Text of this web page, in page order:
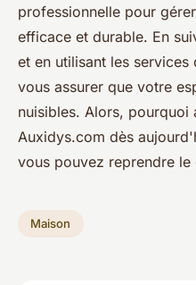
professionnelle pour
efficace et durable. En
et en utilisant les
vous assurer que votre
nuisibles. Alors, pourquoi
Auxidys.com dès
vous pouvez reprendre
Maison